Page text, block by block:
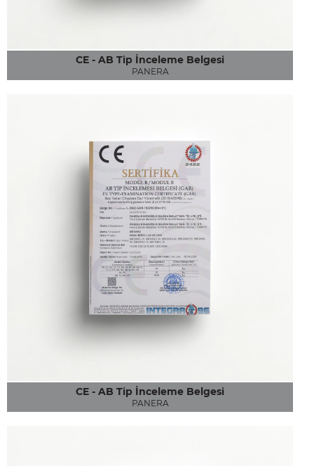
CE - AB Tip İnceleme Belgesi
PANERA
CE - AB Tip İnceleme Belgesi
PANERA